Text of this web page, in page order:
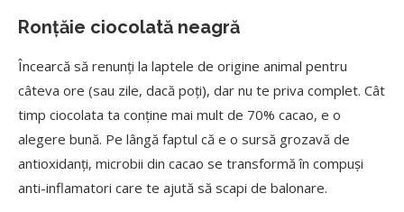
Ronțăie ciocolată neagră
Încearcă să renunți la laptele de origine animal pentru
câteva ore (sau zile, dacă poți), dar nu te priva complet. Cât
timp ciocolata ta conține mai mult de 70% cacao, e o
alegere bună. Pe lângă faptul că e o sursă grozavă de
antioxidanți, microbii din cacao se transformă în compuși
anti-inflamatori care te ajută să scapi de balonare.